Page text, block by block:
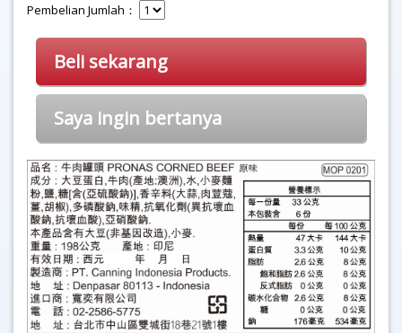
Pembelian Jumlah：
Beli sekarang
Saya ingin bertanya